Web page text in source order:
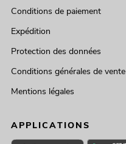
Conditions de paiement
Expédition
Protection des données
Conditions générales de vente
Mentions légales
APPLICATIONS